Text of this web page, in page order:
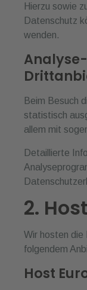
Hierzu sowie
Datenschutz
wenden.
Beim Besuch
statistisch
allem mit
Detaillierte
2.
Wir hosten die
folgendem
Host